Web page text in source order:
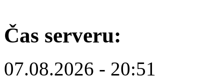
Čas serveru:
07.08.2026 - 20:51